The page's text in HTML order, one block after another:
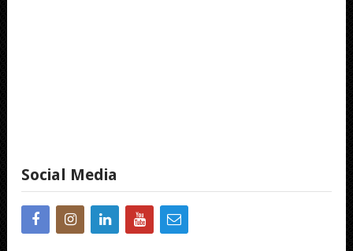
Social Media